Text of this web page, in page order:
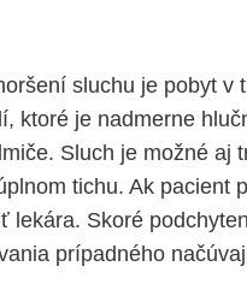
sluchu je pobyt v
ktoré je nadmerne
Sluch je možné aj
tichu. Ak pacient
lekára. Skoré
prípadného